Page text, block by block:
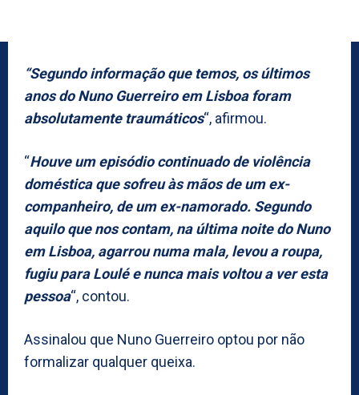
“Segundo informação que temos, os últimos
anos do Nuno Guerreiro em Lisboa foram
absolutamente traumáticos“, afirmou.
“Houve um episódio continuado de violência
doméstica que sofreu às mãos de um ex-
companheiro, de um ex-namorado. Segundo
aquilo que nos contam, na última noite do Nuno
em Lisboa, agarrou numa mala, levou a roupa,
fugiu para Loulé e nunca mais voltou a ver esta
pessoa“, contou.
Assinalou que Nuno Guerreiro optou por não
formalizar qualquer queixa.